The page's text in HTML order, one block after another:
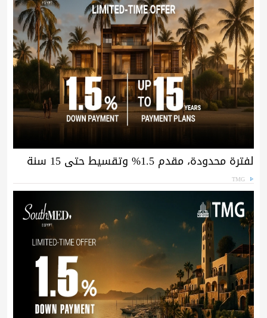
لفترة محدودة، مقدم 1.5% وتقسيط حتى 15 سنة
TMG